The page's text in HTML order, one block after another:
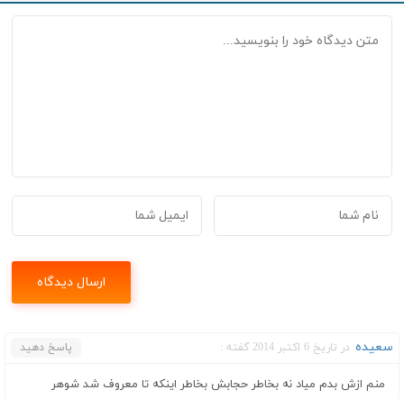
سعیده در تاریخ 6 اکتبر 2014 گفته : پاسخ دهید
منم ازش بدم میاد نه بخاطر حجابش بخاطر اینکه تا معروف شد شوهر